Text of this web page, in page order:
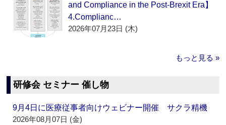
and Compliance in the Post-Brexit Era】
4.Complianc…
2026年07月23日 (木)
もっと見る »
研修会 セミナー 催し物
9月4日に医療従事者向けウェビナー開催 サクラ精機
2026年08月07日 (金)